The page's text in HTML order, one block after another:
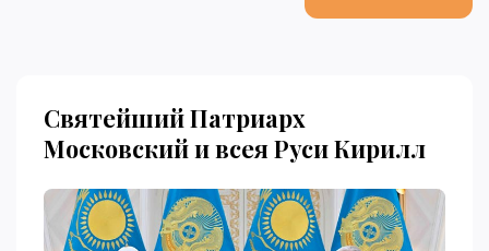
Святейший Патриарх
Московский и всея Руси Кирилл